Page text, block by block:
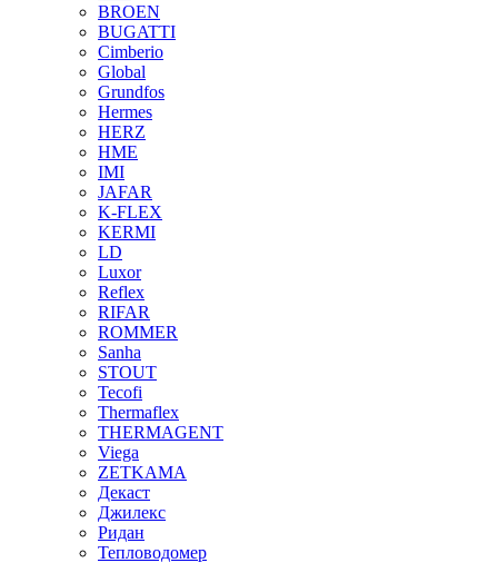
BROEN
BUGATTI
Cimberio
Global
Grundfos
Hermes
HERZ
HME
IMI
JAFAR
K-FLEX
KERMI
LD
Luxor
Reflex
RIFAR
ROMMER
Sanha
STOUT
Tecofi
Thermaflex
THERMAGENT
Viega
ZETKAMA
Декаст
Джилекс
Ридан
Тепловодомер